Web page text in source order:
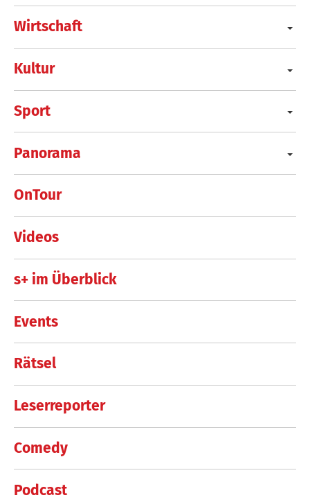
Wirtschaft
Kultur
Sport
Panorama
OnTour
Videos
s+ im Überblick
Events
Rätsel
Leserreporter
Comedy
Podcast